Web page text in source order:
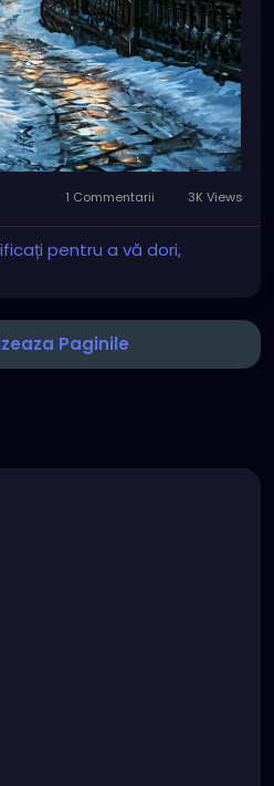
1 Commentarii 3K Views
pentru a vă dori,
Paginile